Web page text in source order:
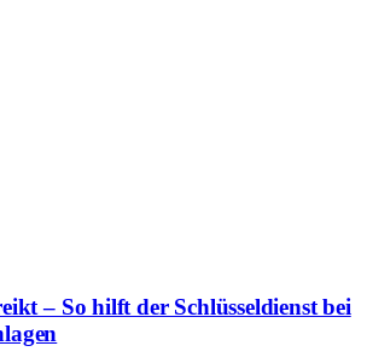
– So hilft der Schlüsseldienst bei